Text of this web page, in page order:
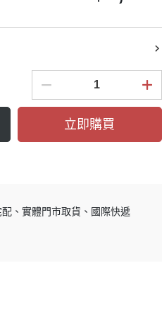
立即購買
配 實體門市取貨
國際快遞